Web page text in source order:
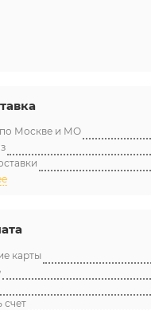
по Москве и МО
карты
счет